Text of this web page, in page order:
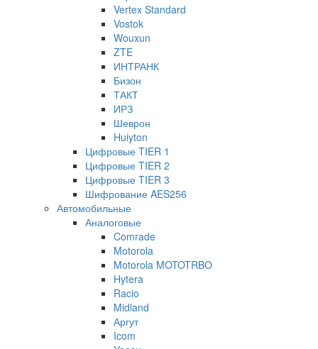
Vertex Standard
Vostok
Wouxun
ZTE
ИНТРАНК
Бизон
ТАКТ
ИРЗ
Шеврон
Huiyton
Цифровые TIER 1
Цифровые TIER 2
Цифровые TIER 3
Шифрование AES256
Автомобильные
Аналоговые
Comrade
Motorola
Motorola MOTOTRBO
Hytera
Racio
Midland
Аргут
Icom